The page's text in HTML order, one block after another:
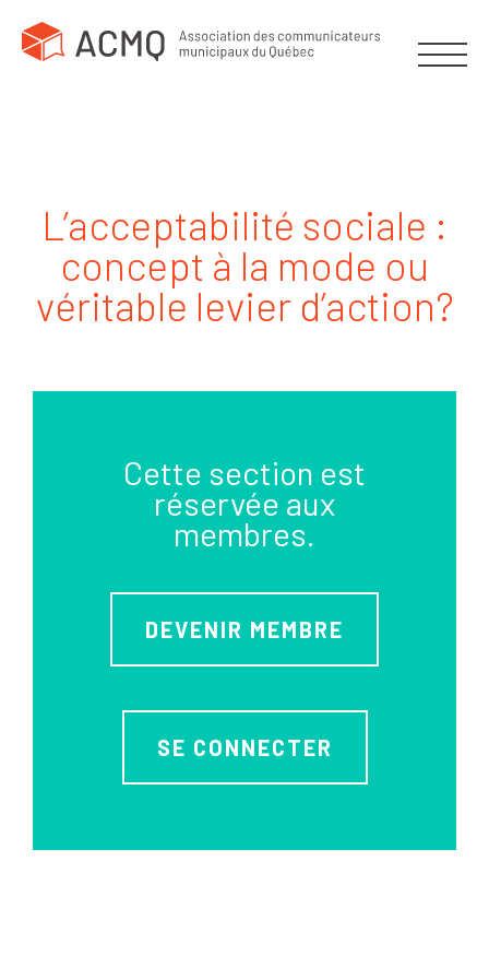
L’acceptabilité sociale :
concept à la mode ou
véritable levier d’action?
Cette section est
réservée aux
membres.
DEVENIR MEMBRE
SE CONNECTER